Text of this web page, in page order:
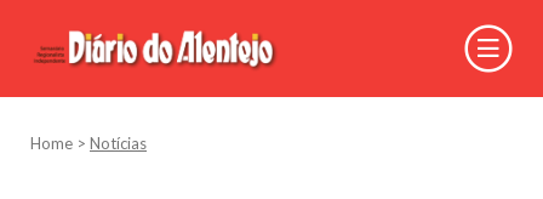
Home > Notícias